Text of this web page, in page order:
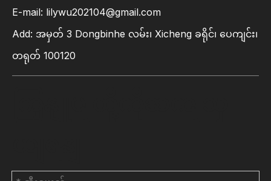
E-mail: lilywu202104@gmail.com
Add: အမှတ် 3 Dongbinhe လမ်း၊ Xicheng ခရိုင်၊ ပေကျင်း၊
တရုတ် 100120